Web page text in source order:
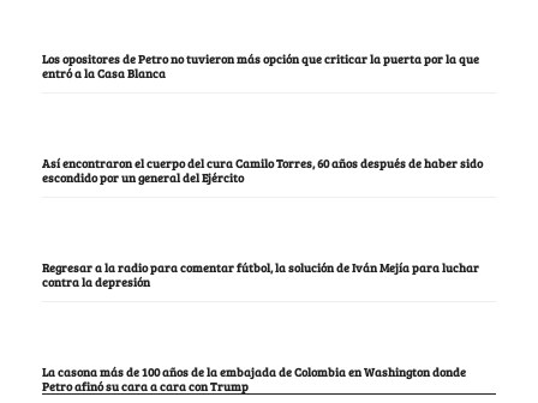
Los opositores de Petro no tuvieron más opción que criticar la puerta por la que
entró a la Casa Blanca
Así encontraron el cuerpo del cura Camilo Torres, 60 años después de haber sido
escondido por un general del Ejército
Regresar a la radio para comentar fútbol, la solución de Iván Mejía para luchar
contra la depresión
La casona más de 100 años de la embajada de Colombia en Washington donde
Petro afinó su cara a cara con Trump